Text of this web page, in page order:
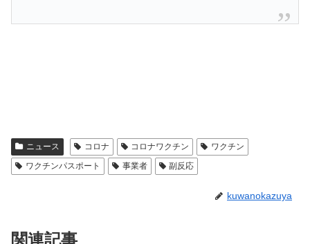
ニュース コロナ コロナワクチン
ワクチン
ワクチンパスポート
事業者 副反応
kuwanokazuya
関連記事